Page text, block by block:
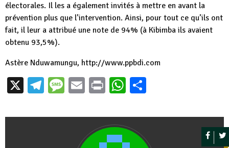
électorales. Il les a également invités à mettre en avant la
prévention plus que l’intervention. Ainsi, pour tout ce qu’ils ont
fait, il leur a attribué une note de 94% (à Kibimba ils avaient
obtenu 93,5%).
Astère Nduwamungu, http://www.ppbdi.com
X Telegram
Message
EmailPrintWhatsApp